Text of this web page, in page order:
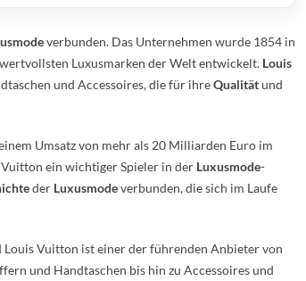
verbunden. Das Unternehmen wurde 1854 in
Luxusmarken der Welt entwickelt. Louis
und Accessoires, die für ihreQualitätund
Umsatz von mehr als 20 Milliarden Euro im
ein wichtiger Spieler in der Luxusmode-
der Luxusmodeverbunden, die sich im Laufe
Vuitton ist einer der führenden Anbieter von
und Handtaschen bis hin zu Accessoires und